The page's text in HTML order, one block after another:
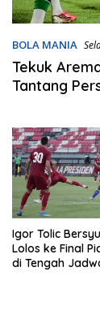
BOLA MANIA
Tekuk
Tantang
Igor Tolic
Lolos ke Final
di Tengah